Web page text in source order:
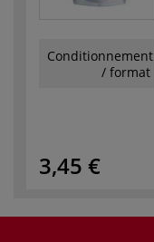
Conditionnement
/ format
3,45 €